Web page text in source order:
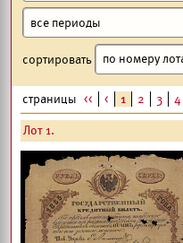
сортировать
страницы << < 1 2 3 4
Лот 1.